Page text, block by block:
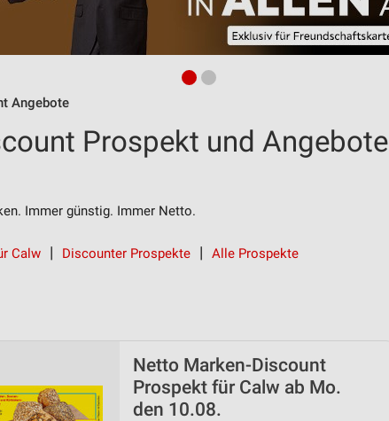
Angebote
Prospekt und Angebote
Immer günstig. Immer Netto.
Calw Discounter Prospekte Alle Prospekte
Netto Marken-Discount
Prospekt für Calw ab Mo.
den 10.08.